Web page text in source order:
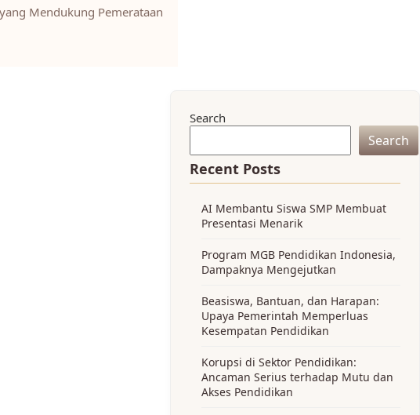
Mendukung Pemerataan
Search
Search
Recent Posts
AI Membantu Siswa SMP Membuat
Presentasi Menarik
Program MGB Pendidikan Indonesia,
Dampaknya Mengejutkan
Beasiswa, Bantuan, dan Harapan:
Upaya Pemerintah Memperluas
Kesempatan Pendidikan
Korupsi di Sektor Pendidikan:
Ancaman Serius terhadap Mutu dan
Akses Pendidikan